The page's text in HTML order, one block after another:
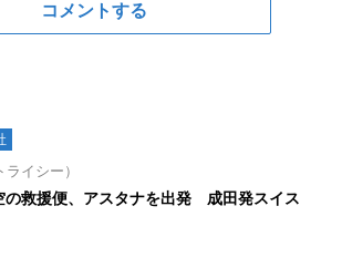
コメントする
イシー）
の救援便、アスタナを出発 成田発スイス